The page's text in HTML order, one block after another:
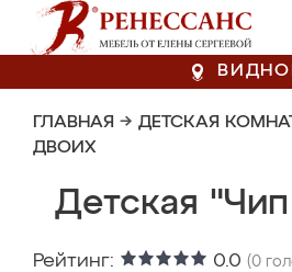
ГЛАВНАЯ → ДЕТСКАЯ
ДВОИХ
Детская
Рейтинг: 0.0 (0